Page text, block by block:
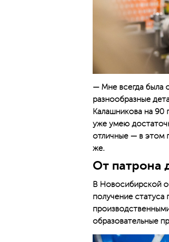
— Мне всегда была
разнообразные
Калашникова на
уже умею
отличные — в этом
же.
От патрона
В Новосибирской
получение
образовательные